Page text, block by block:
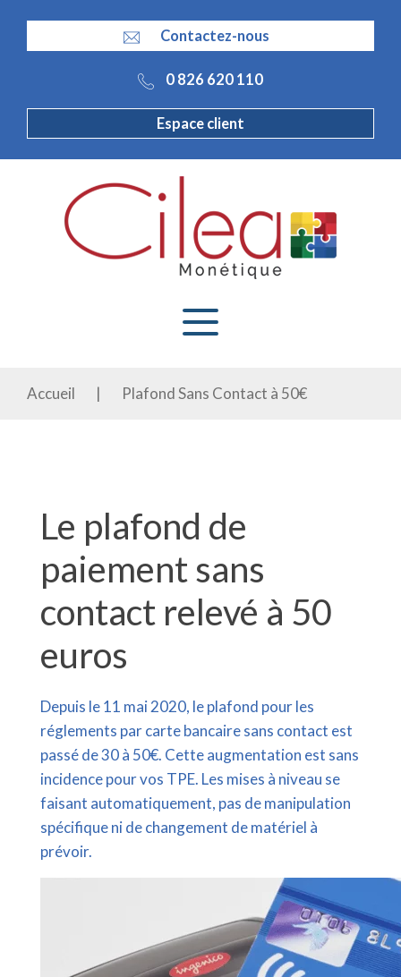
Contactez-nous
0 826 620 110
Espace client
Accueil | Plafond Sans Contact à 50€
Le plafond de
paiement sans
contact relevé à 50
euros
Depuis le 11 mai 2020, le plafond pour les
réglements par carte bancaire sans contact est
passé de 30 à 50€. Cette augmentation est sans
incidence pour vos TPE. Les mises à niveau se
faisant automatiquement, pas de manipulation
spécifique ni de changement de matériel à
prévoir.